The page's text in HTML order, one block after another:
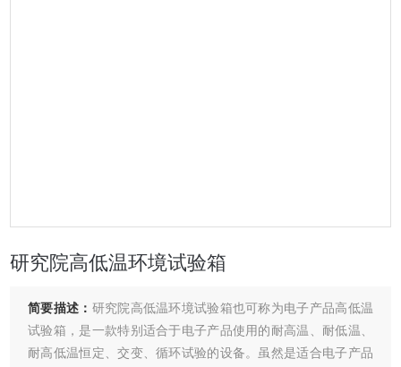
研究院高低温环境试验箱
简要描述： 研究院高低温环境试验箱也可称为电子产品高低温
试验箱，是一款特别适合于电子产品使用的耐高温、耐低温、
耐高低温恒定、交变、循环试验的设备。虽然是适合电子产品